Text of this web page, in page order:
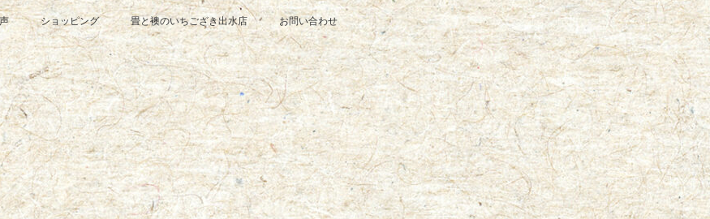
ショッピング 畳と襖のいちござき出水店 お問い合わせ